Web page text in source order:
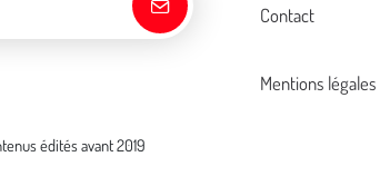
édités avant 2019
Cemea
footer
Contact
Mentions légales